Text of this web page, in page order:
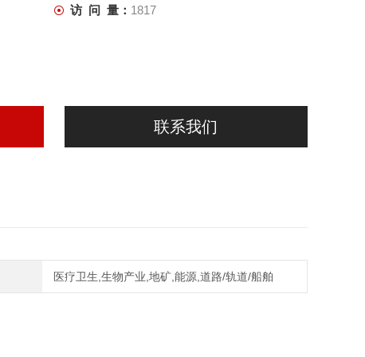
访 问 量： 1817
联系我们
医疗卫生,生物产业,地矿,能源,道路/轨道/船舶